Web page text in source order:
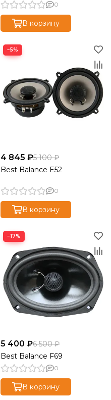
0
В корзину
−5%
4 845 ₽5 100 ₽
Best Balance E52
0
В корзину
−17%
5 400 ₽6 500 ₽
Best Balance F69
0
В корзину